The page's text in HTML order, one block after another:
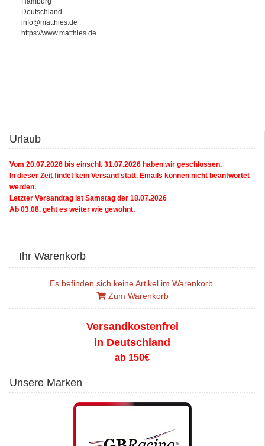
Deutschland
info@matthies.de
https://www.matthies.de
Urlaub
Vom 20.07.2026 bis einschl. 31.07.2026 haben wir geschlossen.
In dieser Zeit findet kein Versand statt. Emails können nicht beantwortet
werden.
Letzter Versandtag ist Samstag der 18.07.2026
Ab 03.08. geht es weiter wie gewohnt.
Ihr Warenkorb
Es befinden sich keine Artikel im Warenkorb.
Zum Warenkorb
Versandkostenfrei
in Deutschland
ab 150€
Unsere Marken